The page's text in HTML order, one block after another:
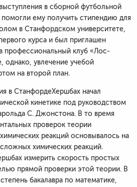
в сборной футбольной
ему получить стипендию для
в Станфордском университете,
курса и был приглашен
профессиональный клуб «Лос-
увлечение учебой
на второй план.
в СтанфордеХершбах начал
кинетике под руководством
С. Джонстона. В то время
проверок теории
реакций основывалось на
химических реакций.
измерить скорость простых
прямой проверки этой теории. В
бакалавра по математике,